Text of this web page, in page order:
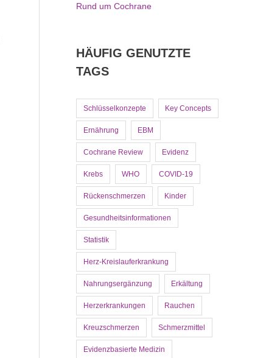
Rund um Cochrane
HÄUFIG GENUTZTE
TAGS
Schlüsselkonzepte Key Concepts
Ernährung EBM
Cochrane Review Evidenz
Krebs WHO COVID-19
Rückenschmerzen Kinder
Gesundheitsinformationen
Statistik
Herz-Kreislauferkrankung
Nahrungsergänzung Erkältung
Herzerkrankungen Rauchen
Kreuzschmerzen Schmerzmittel
Evidenzbasierte Medizin